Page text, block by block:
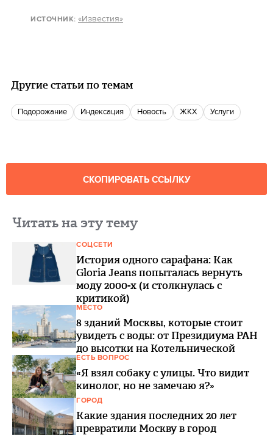
ИСТОЧНИК: «Известия»
Другие статьи по темам
Подорожание Индексация Новость ЖКХ Услуги
СКОПИРОВАТЬ ССЫЛКУ
Читать на эту тему
СОЦСЕТИ
История одного сарафана: Как
Gloria Jeans попыталась вернуть
моду 2000-х (и столкнулась с
критикой)
МЕСТО
8 зданий Москвы, которые стоит
увидеть с воды: от Президиума РАН
до высотки на Котельнической
ЕСТЬ ВОПРОС
«Я взял собаку с улицы. Что видит
кинолог, но не замечаю я?»
ГОРОД
Какие здания последних 20 лет
превратили Москву в город